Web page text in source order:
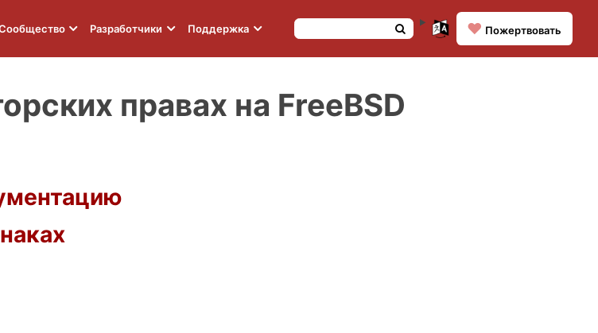
Разработчики Поддержка ❤️ По­жерт­во­вать
правах на FreeBSD